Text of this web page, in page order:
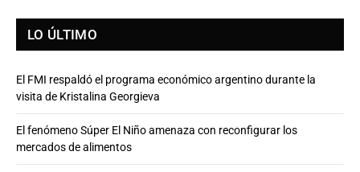
LO ÚLTIMO
El FMI respaldó el programa económico argentino durante la
visita de Kristalina Georgieva
El fenómeno Súper El Niño amenaza con reconfigurar los
mercados de alimentos